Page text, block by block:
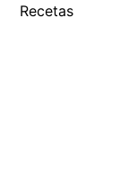
Recetas